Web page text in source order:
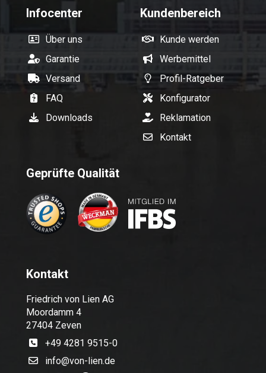
Infocenter
Über uns
Garantie
Versand
FAQ
Downloads
Kundenbereich
Kunde werden
Werbemittel
Profil-Ratgeber
Konfigurator
Reklamation
Kontakt
Geprüfte Qualität
Kontakt
Friedrich von Lien AG
Moordamm 4
27404 Zeven
+49 4281 9515-0
info@von-lien.de